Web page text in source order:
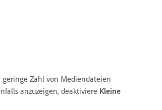
Zahl von Mediendateien
anzuzeigen, deaktiviere Kleine